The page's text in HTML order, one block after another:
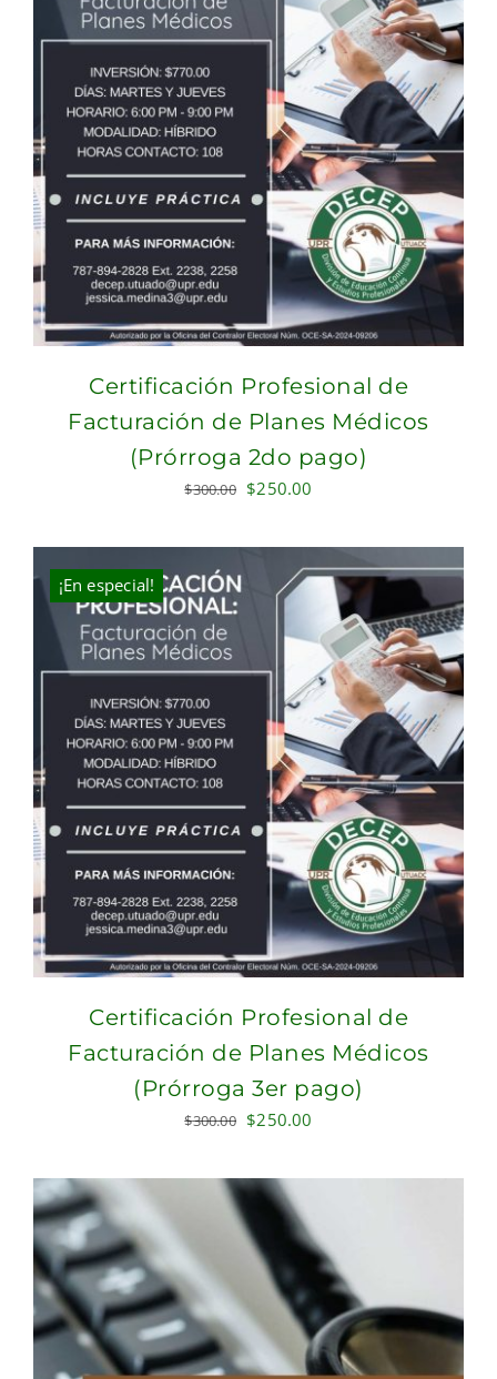
Certificación Profesional de
Facturación de Planes Médicos
(Prórroga 2do pago)
$300.00 Original
was:
$300.00.
$250.00
is:
$250.00.
¡En especial!
Certificación Profesional de
Facturación de Planes Médicos
(Prórroga 3er pago)
$300.00 Original
was:
$300.00.
$250.00
is: